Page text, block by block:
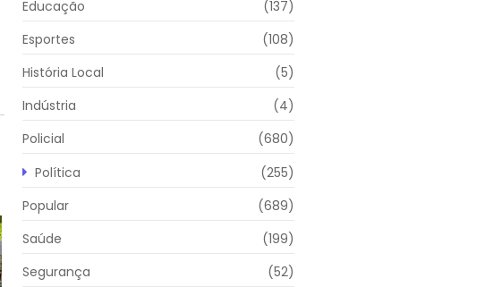
Educação
(137)
Esportes
(108)
História Local
(5)
Indústria
(4)
Policial
(680)
Política
(255)
Popular
(689)
Saúde
(199)
Segurança
(52)